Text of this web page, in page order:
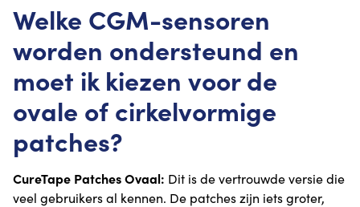
Welke CGM-sensoren
worden ondersteund en
moet ik kiezen voor de
ovale of cirkelvormige
patches?
CureTape Patches Ovaal: Dit is de vertrouwde versie die
veel gebruikers al kennen. De patches zijn iets groter,